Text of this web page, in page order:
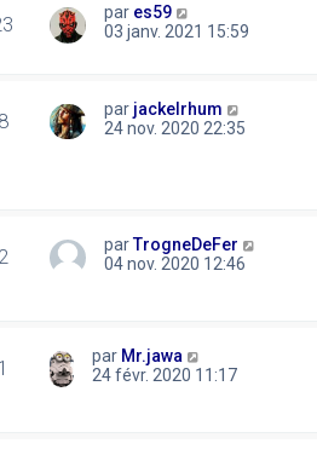
par es59
03 janv. 2021 15:59
par jackelrhum
24 nov. 2020 22:35
parTrogneDeFer
04 nov. 2020 12:46
par Mr.jawa
24 févr. 2020 11:17